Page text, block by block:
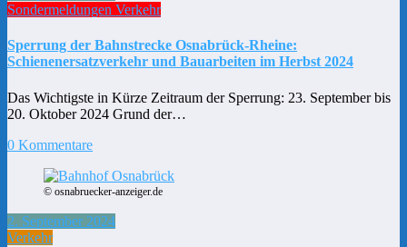
Sondermeldungen Verkehr
Sperrung der Bahnstrecke Osnabrück-Rheine:
Schienenersatzverkehr und Bauarbeiten im Herbst 2024
Das Wichtigste in Kürze Zeitraum der Sperrung: 23. September bis
20. Oktober 2024 Grund der…
0 Kommentare
© osnabruecker-anzeiger.de
2. September 2024
Verkehr